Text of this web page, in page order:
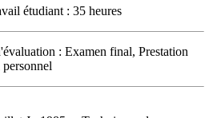
étudiant : 35 heures
: Examen final, Prestation